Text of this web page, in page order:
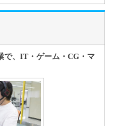
で、IT・ゲーム・CG・マ